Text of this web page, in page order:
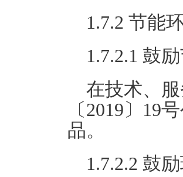
1.7.2 节能
1.7.2.1 鼓
在技术、
〔2019〕19
品。
1.7.2.2 鼓